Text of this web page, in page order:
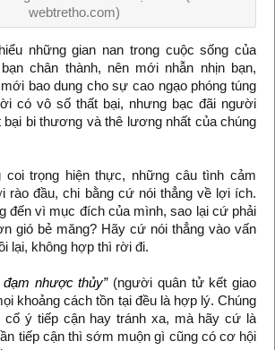
webtretho.com)
những gian nan trong cuộc sống của
chân thành, nên mới nhẫn nhịn bạn,
bao dung cho sự cao ngạo phóng túng
có vô số thất bại, nhưng bạc đãi người
bi thương và thê lương nhất của chúng
coi trọng hiện thực, những câu tình cảm
rào đầu, chi bằng cứ nói thẳng về lợi ích.
đến vì mục đích của mình, sao lại cứ phải
gió bẻ măng? Hãy cứ nói thẳng vào vấn
lại, không hợp thì rời đi.
nhược thủy”(người quân tử kết giao
khoảng cách tồn tại đều là hợp lý. Chúng
cố ý tiếp cận hay tránh xa, mà hãy cứ là
tiếp cận thì sớm muộn gì cũng có cơ hội